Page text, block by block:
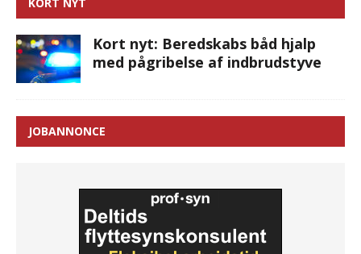
KORT NYT
Kort nyt: Beredskabs båd hjalp
med pågribelse af indbrudstyve
JOBANNONCE